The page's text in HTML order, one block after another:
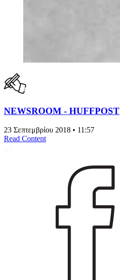
NEWSROOM - HUFFPOST
23 Σεπτεμβρίου 2018 • 11:57
Read Content